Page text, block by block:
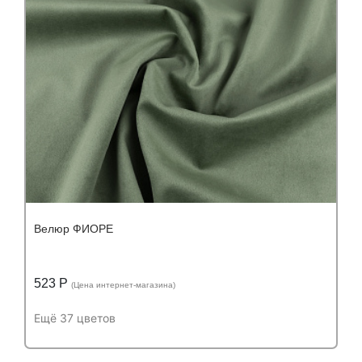
Велюр ФИОРЕ
523 Р (Цена интернет-магазина)
Ещё 37 цветов